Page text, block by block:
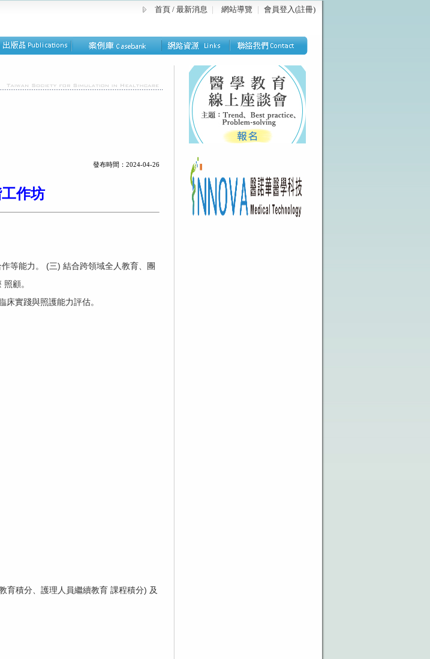
首頁 / 最新消息 網站導覽 會員登入(註冊)
發布時間：2024-04-26
作坊
等能力。 (三) 結合跨領域全人教育、團
顧。
實踐與照護能力評估。
育積分、護理人員繼續教育 課程積分) 及